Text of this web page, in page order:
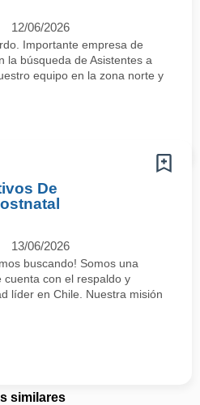
12/06/2026
Importante empresa de
la búsqueda de Asistentes a
equipo en la zona norte y
De
13/06/2026
buscando! Somos una
cuenta con el respaldo y
líder en Chile. Nuestra misión
similares